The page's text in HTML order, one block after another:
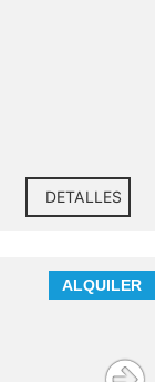
aquí.
distintivo de
luminosos
DETALLES
ALQUILER
DE PUERTO